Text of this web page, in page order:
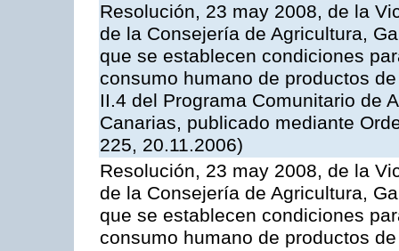
Resolución, 23 may 2008, de la
de la Consejería de Agricultura,
que se establecen condiciones
consumo humano de productos
II.4 del Programa Comunitario de
Canarias, publicado mediante
225, 20.11.2006)
Resolución, 23 may 2008, de la
de la Consejería de Agricultura,
que se establecen condiciones
consumo humano de productos